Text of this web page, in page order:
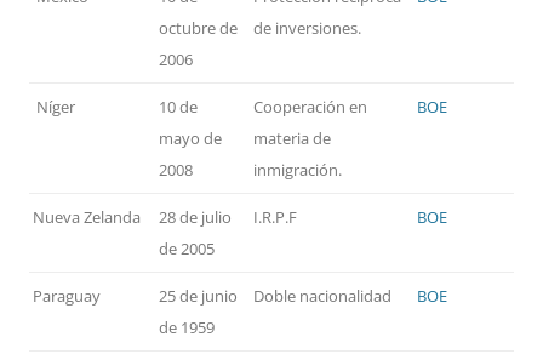
octubre de
2006
de inversiones.
Níger
10 de
mayo de
2008
Cooperación en
materia de
inmigración.
BOE
Nueva Zelanda
28 de julio
de 2005
I.R.P.F BOE
Paraguay
25 de junio
de 1959
Doble nacionalidad BOE